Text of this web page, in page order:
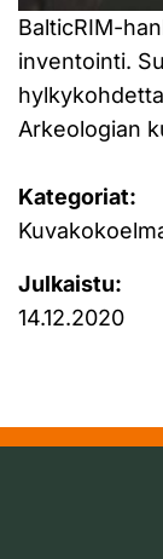
BalticRIM-
inventointi.
Arkeologian
Kategoriat:
Julkaistu:
14.12.2020